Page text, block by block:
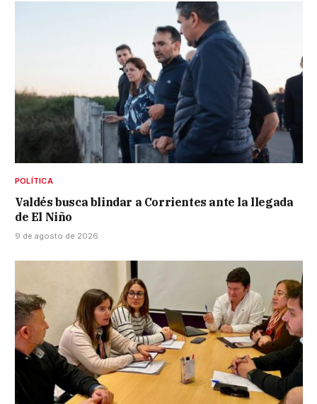
POLÍTICA
Valdés busca blindar a Corrientes ante la llegada
de El Niño
9 de agosto de 2026